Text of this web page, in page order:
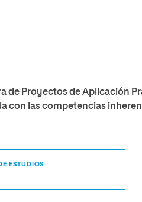
de Proyectos de Aplicación
con las competencias
ESTUDIOS